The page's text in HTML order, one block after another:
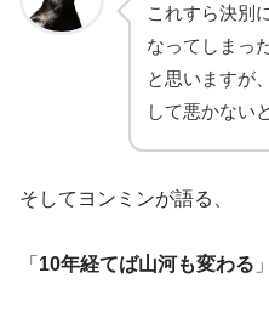
これすら決別
なってしまっ
と思いますが
して悪かない
そしてヨンミンが語る、
「 10年経てば山河も変わる 」